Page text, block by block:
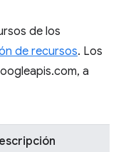
de los
de recursos. Los
a